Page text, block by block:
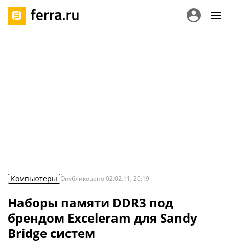
Компьютеры Опубликовано02.02.11, 20:19
Наборы памяти DDR3 под
брендом Exceleram для Sandy
Bridge систем